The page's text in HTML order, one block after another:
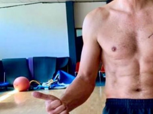
einer Fläche von 2
Form.